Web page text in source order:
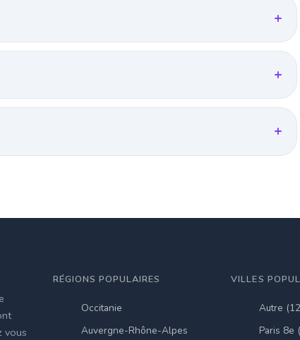
vous
RÉGIONS POPULAIRES
Occitanie
Auvergne-Rhône-Alpes
VILLES
Autre
Paris 8e